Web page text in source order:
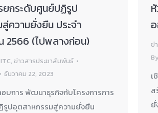
ยกระดับศูนย์ปฏิรูป
ความยั่งยืน ประจำ
2566 (ไปพลางก่อน)
, ข่าวสารประชาสัมพันธ์
ธันวาคม 22, 2023
บการ พัฒนาธุรกิจกับโครงการการ
ปอุตสาหกรรมสู่ความยั่งยืน
ข่
By
เ
ส
ยั่